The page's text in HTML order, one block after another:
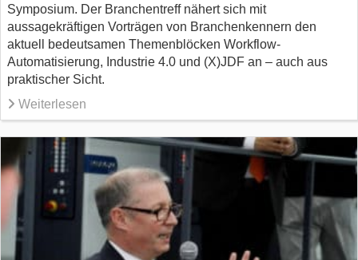
Symposium. Der Branchentreff nähert sich mit
aussagekräftigen Vorträgen von Branchenkennern den
aktuell bedeutsamen Themenblöcken Workflow-
Automatisierung, Industrie 4.0 und (X)JDF an – auch aus
praktischer Sicht.
Weiterlesen